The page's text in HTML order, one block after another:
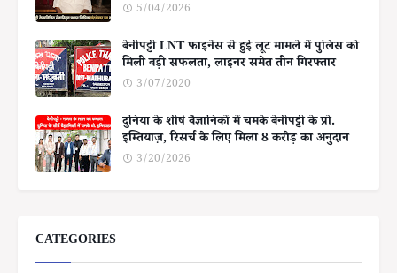
5/04/2026
बेनीपट्टी LNT फाइनेंस से हुई लूट मामले में पुलिस को
मिली बड़ी सफलता, लाइनर समेत तीन गिरफ्तार
3/07/2020
दुनिया के शीर्ष वैज्ञानिकों में चमके बेनीपट्टी के प्रो.
इम्तियाज़, रिसर्च के लिए मिला 8 करोड़ का अनुदान
3/20/2026
CATEGORIES